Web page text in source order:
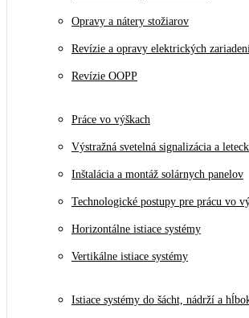
Opravy a nátery stožiarov
Revízie a opravy elektrických
Revízie OOPP
Práce vo výškach
Výstražná svetelná signalizácia a
Inštalácia a montáž solárnych panelov
Technologické postupy pre prácu vo
Horizontálne istiace systémy
Vertikálne istiace systémy
Istiace systémy do šácht, nádrží a